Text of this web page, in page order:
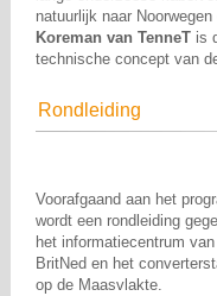
natuurlijk naar
Koreman van TenneT is
technische concept van
Rondleiding
Voorafgaand aan het
wordt een rondleiding
het informatiecentrum van
BritNed en het
op de Maasvlakte.